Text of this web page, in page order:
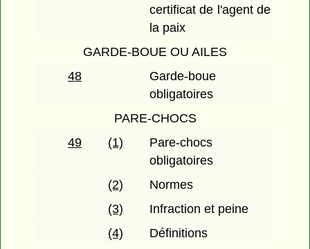
certificat de l'agent de
la paix
GARDE-BOUE OU AILES
48
Garde-boue
obligatoires
PARE-CHOCS
49
(1)
Pare-chocs
obligatoires
(2)
Normes
(3)
Infraction et peine
(4)
Définitions